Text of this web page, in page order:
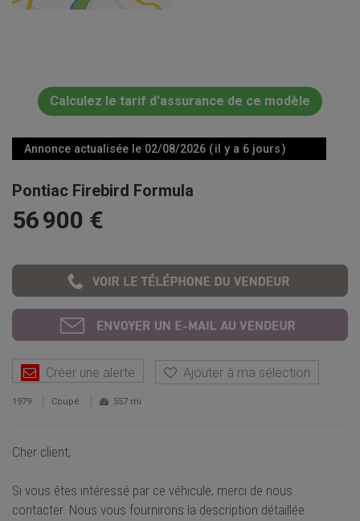
Calculez le tarif d'assurance de ce modèle
Annonce actualisée le 02/08/2026 ( il y a 6 jours )
Pontiac Firebird Formula
56 900 €
Créer une alerte Ajouter à ma sélection
1979 Coupé 557 mi
Cher client,
Si vous êtes intéressé par ce véhicule, merci de nous
contacter. Nous vous fournirons la description détaillée